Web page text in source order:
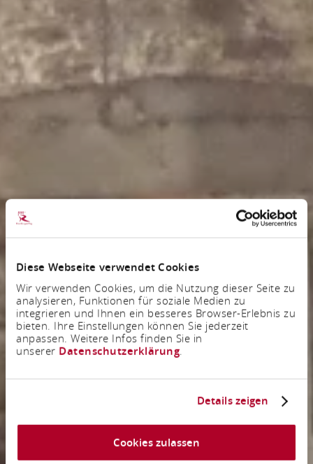
Diese Webseite verwendet Cookies
Wir verwenden Cookies, um die Nutzung dieser Seite zu
analysieren, Funktionen für soziale Medien zu
integrieren und Ihnen ein besseres Browser-Erlebnis zu
bieten. Ihre Einstellungen können Sie jederzeit
anpassen. Weitere Infos finden Sie in
unserer Datenschutzerklärung.
Details zeigen
Cookies zulassen